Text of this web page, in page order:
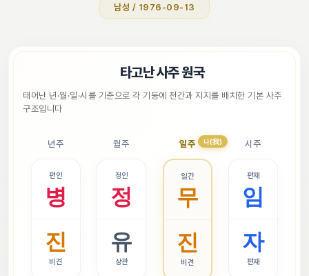
남성 / 1976-09-13
타고난 사주 원국
태어난 년·월·일·시를 기준으로 각 기둥에 천간과 지지를 배치한 기본 사주
구조입니다
시주
편재
임
자
편재
일주
일간
무
진
비견
나(我)
월주
정인
정
유
상관
년주
편인
병
진
비견